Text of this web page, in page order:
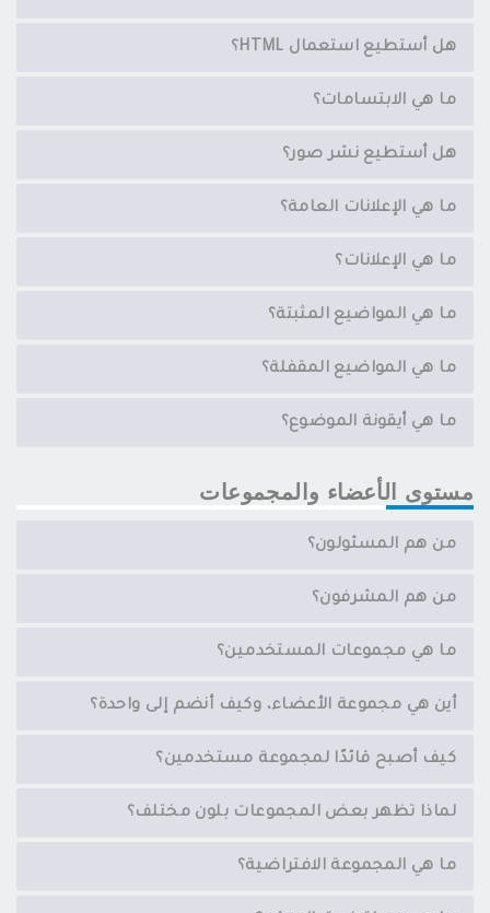
هل أستطيع استعمال HTML؟
ما هي الابتسامات؟
هل أستطيع نشر صور؟
ما هي الإعلانات العامة؟
ما هي الإعلانات؟
ما هي المواضيع المثبتة؟
ما هي المواضيع المقفلة؟
ما هي أيقونة الموضوع؟
مستوى الأعضاء والمجموعات
من هم المسئولون؟
من هم المشرفون؟
ما هي مجموعات المستخدمين؟
أين هي مجموعة الأعضاء، وكيف أنضم إلى واحدة؟
كيف أصبح قائدًا لمجموعة مستخدمين؟
لماذا تظهر بعض المجموعات بلون مختلف؟
ما هي المجموعة الافتراضية؟